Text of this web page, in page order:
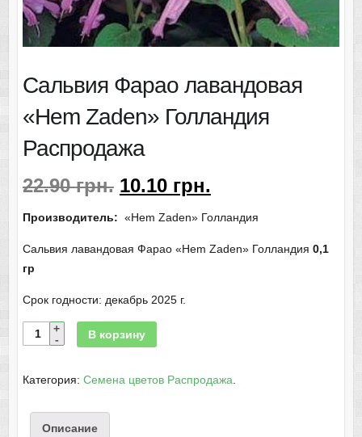
Сальвия Фарао лавандовая
«Hem Zaden» Голландия
Распродажа
22.90грн. 10.10 грн.
Производитель: «Hem Zaden» Голландия
Сальвия лавандовая Фарао «Hem Zaden» Голландия 0,1
гр
Срок годности: декабрь 2025 г.
В корзину
Категория: Семена цветов Распродажа
Описание